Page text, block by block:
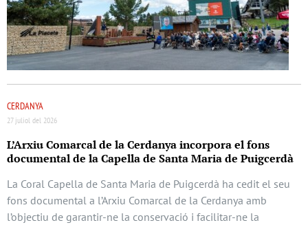
CERDANYA
27 juliol del 2026
L’Arxiu Comarcal de la Cerdanya incorpora el fons
documental de la Capella de Santa Maria de Puigcerdà
La Coral Capella de Santa Maria de Puigcerdà ha cedit el seu
fons documental a l’Arxiu Comarcal de la Cerdanya amb
l’objectiu de garantir-ne la conservació i facilitar-ne la